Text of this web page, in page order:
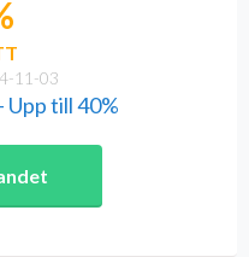
11-03
Upp till 40%